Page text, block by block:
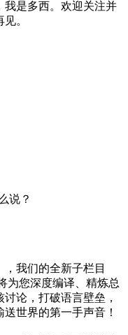
我是多西。欢迎关注并
。
说？
我们的全新子栏目
为您深度编译、精炼总
论，打破语言壁垒，
世界的第一手声音！